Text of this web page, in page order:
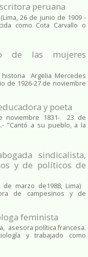
peruana
26 de junio de 1909 -
como Cota Carvallo o
de las mujeres
Argelia Mercedes
de 1926-27 de noviembre
y poeta
noviembre 1831- 23 de
"Cantó a su pueblo, a la
sindicalista,
y de políticos de
de marzo de1988, Lima)
de campesinos y de
feminista
asesora política francesa.
y trabajado como